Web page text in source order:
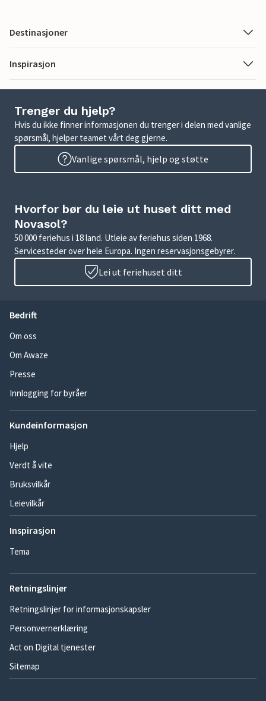
Destinasjoner
Inspirasjon
Trenger du hjelp?
Hvis du ikke finner informasjonen du trenger i delen med vanlige
spørsmål, hjelper teamet vårt deg gjerne.
Vanlige spørsmål, hjelp og støtte
Hvorfor bør du leie ut huset ditt med
Novasol?
50 000 feriehus i 18 land. Utleie av feriehus siden 1968.
Servicesteder over hele Europa. Ingen reservasjonsgebyrer.
Lei ut feriehuset ditt
Bedrift
Om oss
Om Awaze
Presse
Innlogging for byråer
Kundeinformasjon
Hjelp
Verdt å vite
Bruksvilkår
Leievilkår
Inspirasjon
Tema
Retningslinjer
Retningslinjer for informasjonskapsler
Personvernerklæring
Act on Digital tjenester
Sitemap